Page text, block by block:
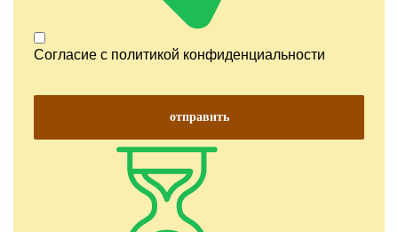
Согласие с политикой конфиденциальности
отправить